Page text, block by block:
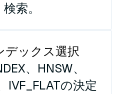
検索。
ックス選択
、HNSW、
IVF_FLATの決定